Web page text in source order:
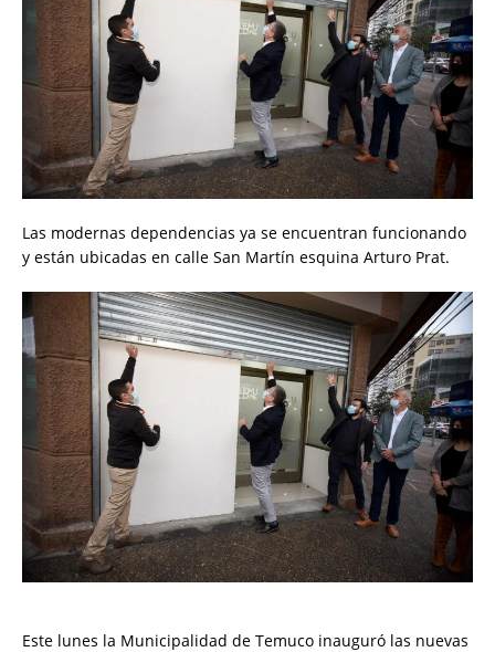
Las modernas dependencias ya se encuentran funcionando
y están ubicadas en calle San Martín esquina Arturo Prat.
Este lunes la Municipalidad de Temuco inauguró las nuevas